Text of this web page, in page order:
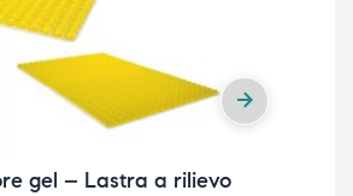
gel – Lastra a rilievo